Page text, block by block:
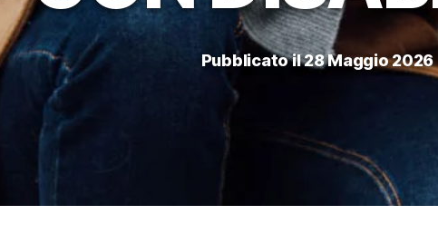
Pubblicato il 28 Maggio 2026